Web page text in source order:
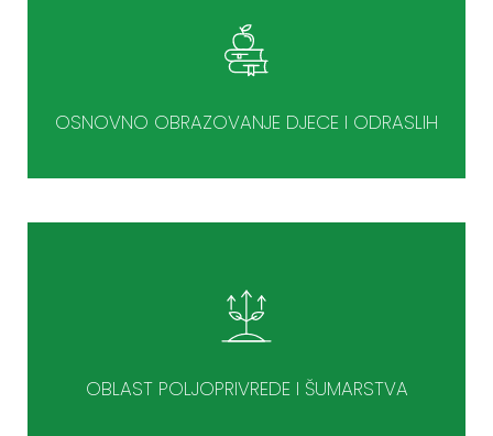
OSNOVNO OBRAZOVANJE DJECE I ODRASLIH
OBLAST POLJOPRIVREDE I ŠUMARSTVA